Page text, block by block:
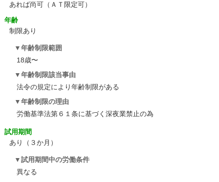
あれば尚可（ＡＴ限定可）
年齢
制限あり
年齢制限範囲
18歳〜
年齢制限該当事由
法令の規定により年齢制限がある
年齢制限の理由
労働基準法第６１条に基づく深夜業禁止の為
試用期間
あり（３か月）
試用期間中の労働条件
異なる